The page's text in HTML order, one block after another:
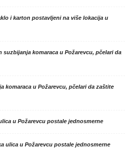
i karton postavljeni na više lokacija u
suzbijanja komaraca u Požarevcu, pčelari da
komaraca u Požarevcu, pčelari da zaštite
u Požarevcu postale jednosmerne
ulica u Požarevcu postale jednosmerne